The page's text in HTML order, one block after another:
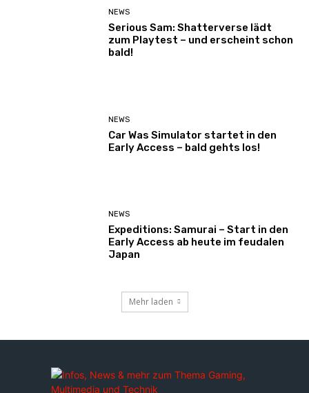
NEWS
Serious Sam: Shatterverse lädt
zum Playtest – und erscheint schon
bald!
NEWS
Car Was Simulator startet in den
Early Access – bald gehts los!
NEWS
Expeditions: Samurai – Start in den
Early Access ab heute im feudalen
Japan
Mehr laden